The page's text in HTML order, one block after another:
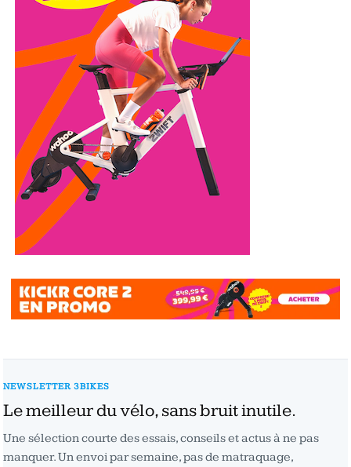
NEWSLETTER 3BIKES
Le meilleur du vélo, sans bruit inutile.
Une sélection courte des essais, conseils et actus à ne pas
manquer. Un envoi par semaine, pas de matraquage,